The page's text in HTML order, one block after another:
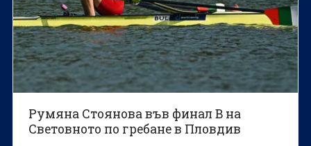
Румяна Стоянова във финал B на
Световното по гребане в Пловдив